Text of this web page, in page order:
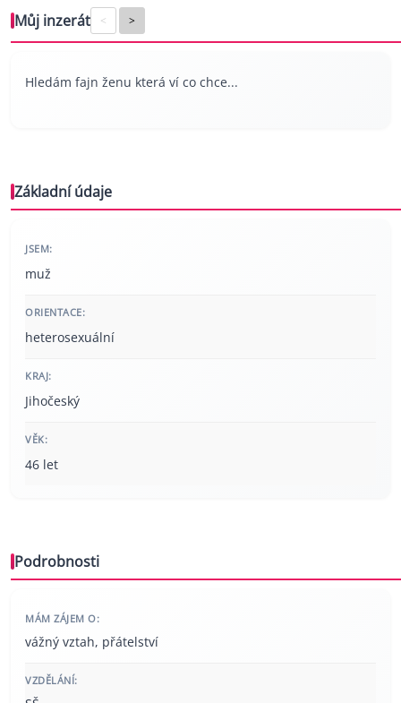
Můj inzerát < >
Hledám fajn ženu která ví co chce...
Základní údaje
JSEM:
muž
ORIENTACE:
heterosexuální
KRAJ:
Jihočeský
VĚK:
46 let
Podrobnosti
MÁM ZÁJEM O:
vážný vztah, přátelství
VZDĚLÁNÍ: